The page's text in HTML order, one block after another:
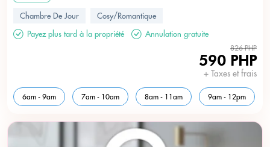
Chambre De Jour
Cosy/Romantique
Payez plus tard à la propriété
Annulation gratuite
826 PHP
590 PHP
+ Taxes et frais
6am - 9am 7am - 10am 8am - 11am 9am - 12pm